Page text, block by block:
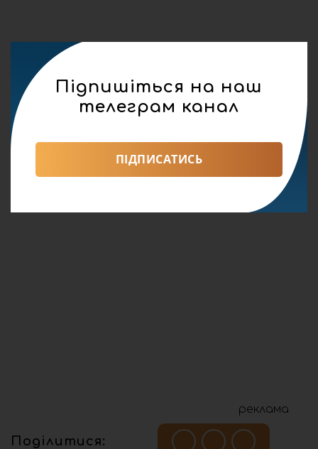
реклама
Поділитися:
Підпишіться на наш
телеграм канал
ПІДПИСАТИСЬ